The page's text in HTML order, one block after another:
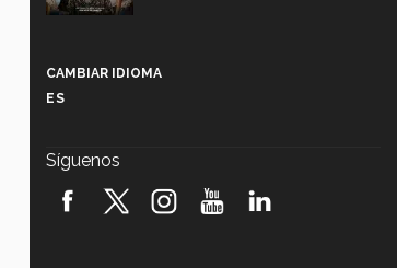
robótica FIRST 2026! (video)
CAMBIAR IDIOMA
ES
Síguenos